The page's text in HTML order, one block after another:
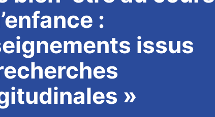
:
issus
»